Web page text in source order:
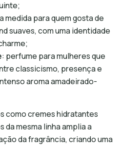
medida para quem gosta de
suaves, com uma identidade
: perfume para mulheres que
classicismo, presença e
aroma amadeirado-
como cremes hidratantes
mesma linha amplia a
da fragrância, criando uma